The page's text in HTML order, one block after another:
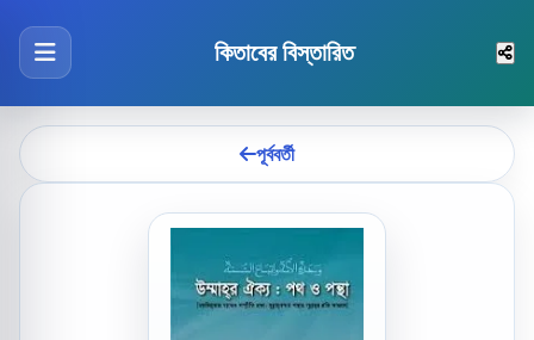
কিতাবের বিস্তারিত
পূর্ববর্তী